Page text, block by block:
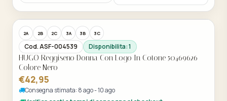
Acquisto Veloce
2A 2B 2C 3A 3B 3C
Cod. ASF-004539 Disponibilita: 1
HUGO Reggiseno Donna Con Logo In Cotone 50469626
Colore Nero
€42,95
Consegna stimata: 8 ago - 10 ago